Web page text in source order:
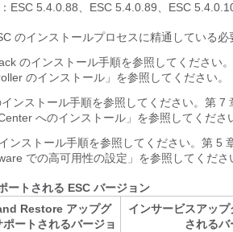
ESC 5.4.0.88、ESC 5.4.0.89、ESC
のインストールプロセスに精通している必
のインストール手順を参照してください
のインストール」を参照してください。
ンストール手順を参照してください。第 7
へのインストール」を参照してくださ
ンストール手順を参照してください。第 5
での高可用性の設定」を参照してくださ
ートされる ESC バージョン
Restore アップグ
ポートされるバージョ
インサービスアッ
される